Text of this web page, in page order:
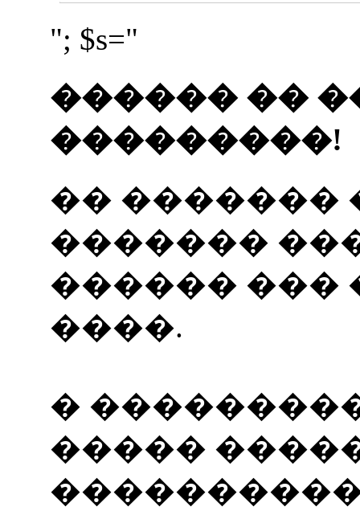
"; $s="
������ ��
���������!
�� �������
�������
������ ���
����.
�
�����